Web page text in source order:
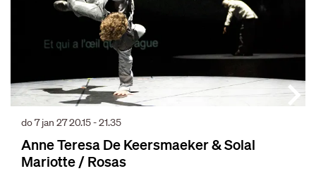
Anne Teresa De Keersmaeker & Solal
Mariotte / Rosas
do 7 jan 2720.15 - 21.35